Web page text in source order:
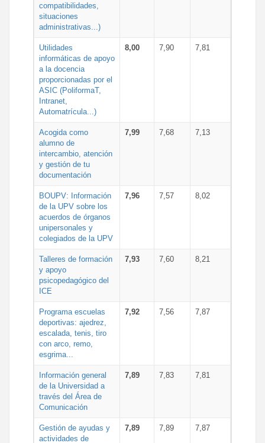
compatibilidades,
situaciones
administrativas...)
Utilidades
informáticas de apoyo
a la docencia
proporcionadas por el
ASIC (PoliformaT,
Intranet,
Automatrícula...)
8,00 7,90 7,81
Acogida como
alumno de
intercambio, atención
y gestión de tu
documentación
7,99 7,68 7,13
BOUPV: Información
de la UPV sobre los
acuerdos de órganos
unipersonales y
colegiados de la UPV
7,96 7,57 8,02
Talleres de formación
y apoyo
psicopedagógico del
ICE
7,93 7,60 8,21
Programa escuelas
deportivas: ajedrez,
escalada, tenis, tiro
con arco, remo,
esgrima...
7,92 7,56 7,87
Información general
de la Universidad a
través del Área de
Comunicación
7,89 7,83 7,81
Gestión de ayudas y
actividades de
7,89 7,89 7,87